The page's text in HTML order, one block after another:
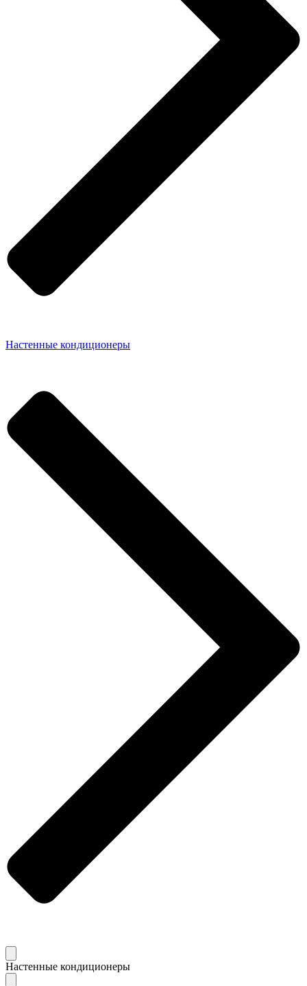
Настенные кондиционеры
Настенные кондиционеры